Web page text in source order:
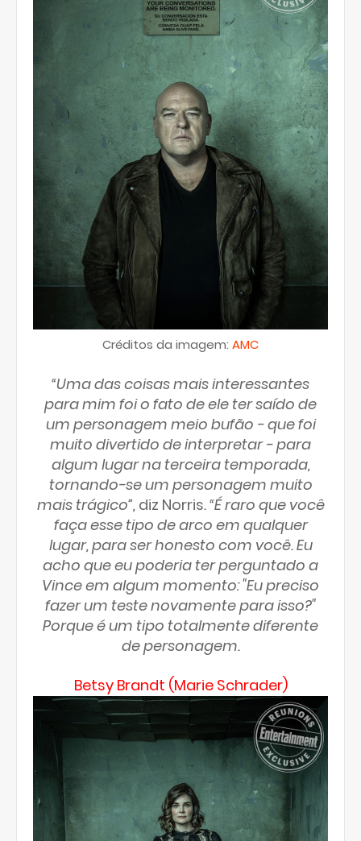
Créditos da imagem: AMC
“Uma das coisas mais interessantes
para mim foi o fato de ele ter saído de
um personagem meio bufão - que foi
muito divertido de interpretar - para
algum lugar na terceira temporada,
tornando-se um personagem muito
mais trágico”,diz Norris. “É raro que você
faça esse tipo de arco em qualquer
lugar, para ser honesto com você. Eu
acho que eu poderia ter perguntado a
Vince em algum momento: "Eu preciso
fazer um teste novamente para isso?"
Porque é um tipo totalmente diferente
de personagem.
Betsy Brandt (Marie Schrader)